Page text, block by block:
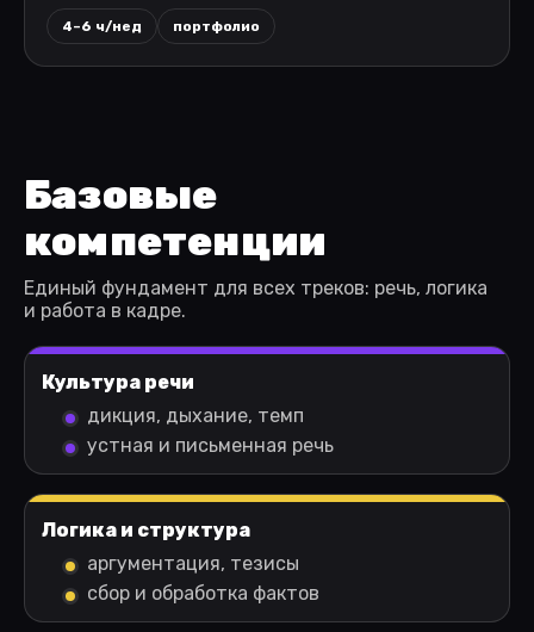
4–6 ч/нед портфолио
Базовые
компетенции
Единый фундамент для всех треков: речь, логика
и работа в кадре.
Культура речи
дикция, дыхание, темп
устная и письменная речь
Логика и структура
аргументация, тезисы
сбор и обработка фактов